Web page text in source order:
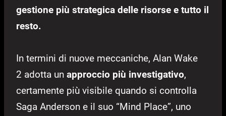
gestione più strategica delle risorse e tutto il
resto.
In termini di nuove meccaniche, Alan Wake
2 adotta un approccio più investigativo,
certamente più visibile quando si controlla
Saga Anderson e il suo “Mind Place”, uno